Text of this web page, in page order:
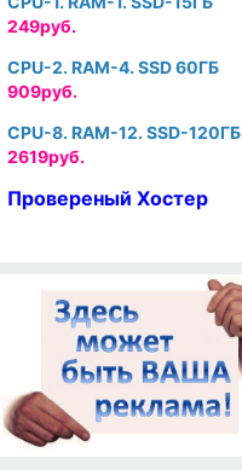
249руб.
CPU-2. RAM-4. SSD 60ГБ
909руб.
CPU-8. RAM-12. SSD-120ГБ
2619руб.
Провереный Хостер